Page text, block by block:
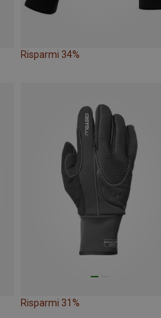
Risparmi 34%
Risparmi 31%